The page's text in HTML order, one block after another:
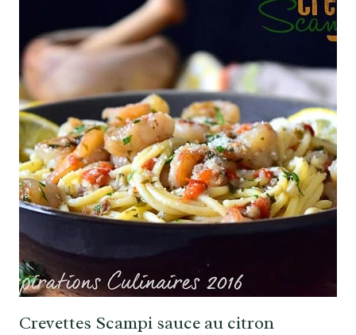
Crevettes Scampi sauce au citron